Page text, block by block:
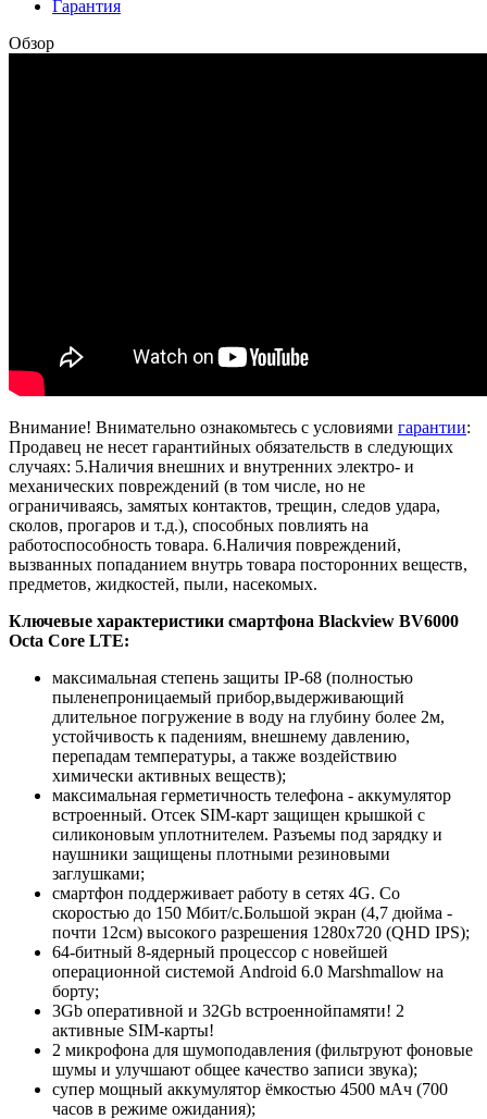
Гарантия
Обзор
Внимание! Внимательно ознакомьтесь с условиями гарантии:
Продавец не несет гарантийных обязательств в следующих
случаях: 5.Наличия внешних и внутренних электро- и
механических повреждений (в том числе, но не
ограничиваясь, замятых контактов, трещин, следов удара,
сколов, прогаров и т.д.), способных повлиять на
работоспособность товара. 6.Наличия повреждений,
вызванных попаданием внутрь товара посторонних веществ,
предметов, жидкостей, пыли, насекомых.
Ключевые характеристики смартфона Blackview BV6000
Octa Core LTE:
максимальная степень защиты IP-68 (полностью
пыленепроницаемый прибор,выдерживающий
длительное погружение в воду на глубину более 2м,
устойчивость к падениям, внешнему давлению,
перепадам температуры, а также воздействию
химически активных веществ);
максимальная герметичность телефона - аккумулятор
встроенный. Отсек SIM-карт защищен крышкой с
силиконовым уплотнителем. Разъемы под зарядку и
наушники защищены плотными резиновыми
заглушками;
смартфон поддерживает работу в сетях 4G. Со
скоростью до 150 Мбит/с.Большой экран (4,7 дюйма -
почти 12см) высокого разрешения 1280х720 (QHD IPS);
64-битный 8-ядерный процессор с новейшей
операционной системой Android 6.0 Marshmallow на
борту;
3Gb оперативной и 32Gb встроеннойпамяти! 2
активные SIM-карты!
2 микрофона для шумоподавления (фильтруют фоновые
шумы и улучшают общее качество записи звука);
супер мощный аккумулятор ёмкостью 4500 мАч (700
часов в режиме ожидания);